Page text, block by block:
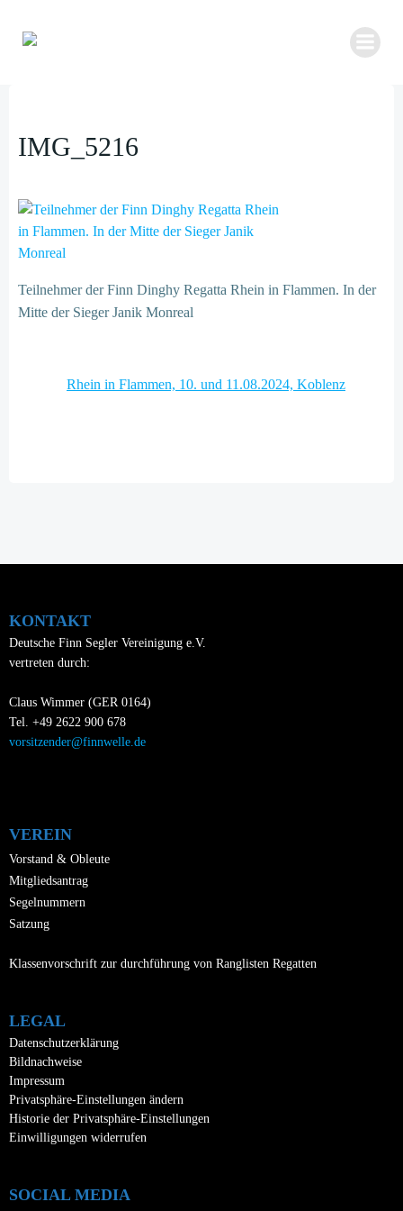
IMG_5216
Teilnehmer der Finn Dinghy Regatta Rhein in Flammen. In der
Mitte der Sieger Janik Monreal
Rhein in Flammen, 10. und 11.08.2024, Koblenz
KONTAKT
Deutsche Finn Segler Vereinigung e.V.
vertreten durch:
Claus Wimmer (GER 0164)
Tel. +49 2622 900 678
vorsitzender@finnwelle.de
VEREIN
Vorstand & Obleute
Mitgliedsantrag
Segelnummern
Satzung
Klassenvorschrift zur durchführung von Ranglisten Regatten
LEGAL
Datenschutzerklärung
Bildnachweise
Impressum
Privatsphäre-Einstellungen ändern
Historie der Privatsphäre-Einstellungen
Einwilligungen widerrufen
SOCIAL MEDIA